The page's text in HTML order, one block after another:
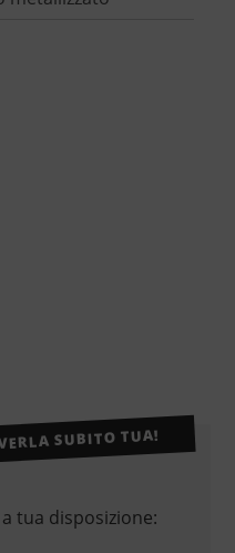
SUBITO TUA!
tua disposizione: